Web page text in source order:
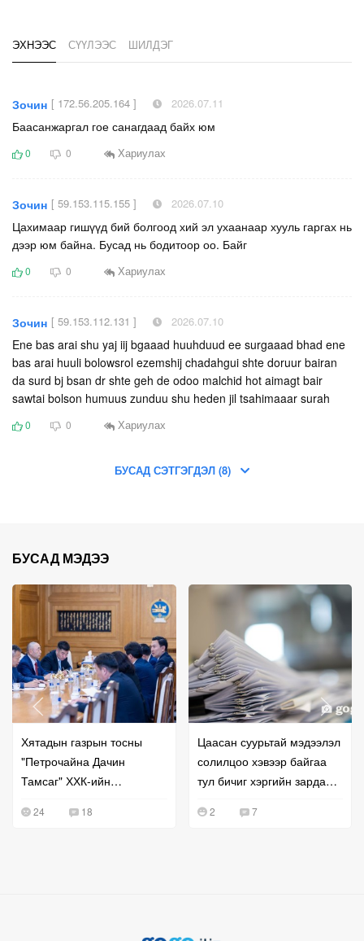
ЭХНЭЭС СҮҮЛЭЭС ШИЛДЭГ
Зочин [ 172.56.205.164 ] 2026.07.11
Баасанжаргал гое санагдаад байх юм
0 0 Хариулах
Зочин [ 59.153.115.155 ] 2026.07.10
Цахимаар гишүүд бий болгоод хий эл ухаанаар хууль гаргах нь
дээр юм байна. Бусад нь бодитоор оо. Байг
0 0 Хариулах
Зочин [ 59.153.112.131 ] 2026.07.10
Ene bas arai shu yaj iij bgaaad huuhduud ee surgaaad bhad ene
bas arai huuli bolowsrol ezemshij chadahgui shte doruur bairan
da surd bj bsan dr shte geh de odoo malchid hot aimagt bair
sawtai bolson humuus zunduu shu heden jil tsahimaaar surah
0 0 Хариулах
БУСАД СЭТГЭГДЭЛ (8)
БУСАД МЭДЭЭ
Хятадын газрын тосны
"Петрочайна Дачин
Тамсаг" ХХК-ийн
24 18
Цаасан суурьтай мэдээлэл
солилцоо хэвээр байгаа
тул бичиг хэргийн зардал
2 7